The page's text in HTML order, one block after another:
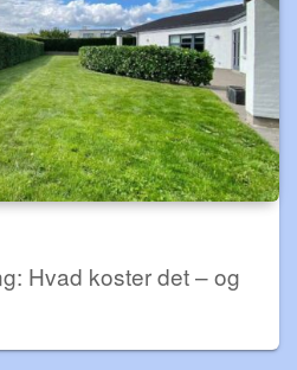
Hvad koster det – og